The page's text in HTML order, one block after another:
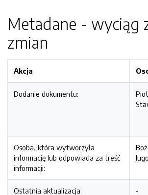
Metadane - wyciąg
zmian
Akcja
Dodanie dokumentu:
Osoba, która wytworzyła
informację lub odpowiada za treść
informacji:
Ostatnia aktualizacja: -